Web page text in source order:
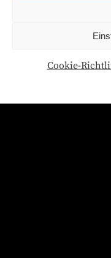
Cookie-